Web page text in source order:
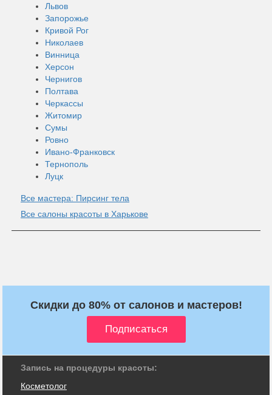
Львов
Запорожье
Кривой Рог
Николаев
Винница
Херсон
Чернигов
Полтава
Черкассы
Житомир
Сумы
Ровно
Ивано-Франковск
Тернополь
Луцк
Все мастера: Пирсинг тела
Все салоны красоты в Харькове
Скидки до 80% от салонов и мастеров!
Запись на процедуры красоты:
Косметолог